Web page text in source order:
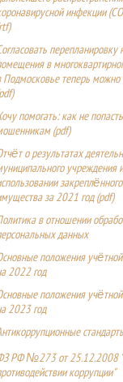
инфекции
)
перепланировку
в
Подмосковье теперь можно
)
помогать: как не
(pdf)
о результатах
учреждения
за 2021 год (pdf)
в отношении
данных
положения
2022 год
положения
2023 год
РФ №273 от 25.12.2008
коррупции"